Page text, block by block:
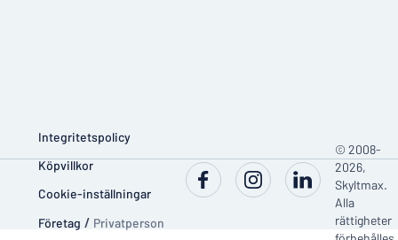
Integritetspolicy
Köpvillkor
Cookie-inställningar
Företag / Privatperson
© 2008-
2026,
Skyltmax.
Alla
rättigheter